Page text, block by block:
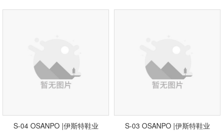
S-04 OSANPO |伊斯特鞋业 S-03 OSANPO |伊斯特鞋业